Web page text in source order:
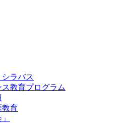
ラバス
教育プログラム
教育